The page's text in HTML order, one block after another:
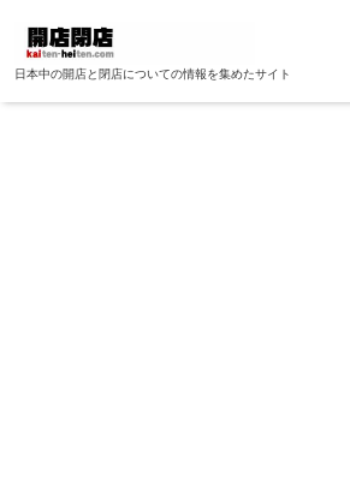
日本中の開店と閉店についての情報を集めたサイト